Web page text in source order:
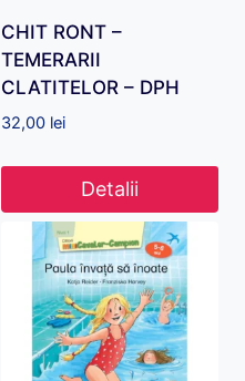
CHIT RONT –
TEMERARII
CLATITELOR – DPH
32,00 lei
Detalii